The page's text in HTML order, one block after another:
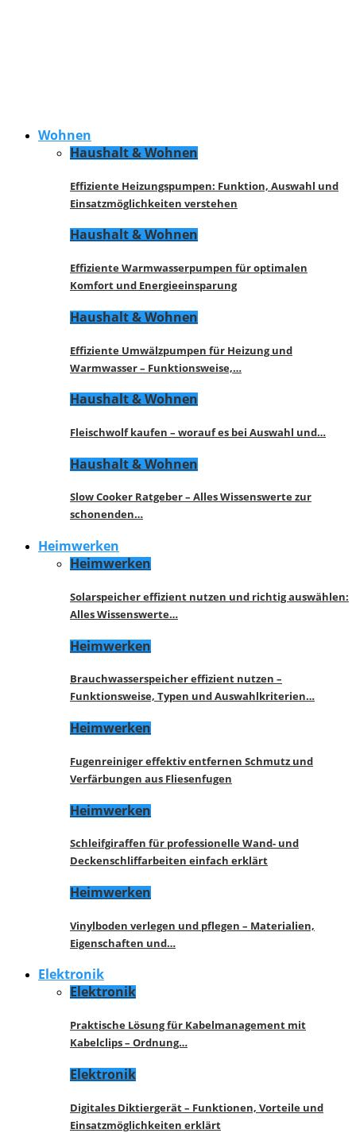
Wohnen
Haushalt & Wohnen
Effiziente Heizungspumpen: Funktion, Auswahl und
Einsatzmöglichkeiten verstehen
Haushalt & Wohnen
Effiziente Warmwasserpumpen für optimalen
Komfort und Energieeinsparung
Haushalt & Wohnen
Effiziente Umwälzpumpen für Heizung und
Warmwasser – Funktionsweise,…
Haushalt & Wohnen
Fleischwolf kaufen – worauf es bei Auswahl und…
Haushalt & Wohnen
Slow Cooker Ratgeber – Alles Wissenswerte zur
schonenden…
Heimwerken
Heimwerken
Solarspeicher effizient nutzen und richtig auswählen:
Alles Wissenswerte…
Heimwerken
Brauchwasserspeicher effizient nutzen –
Funktionsweise, Typen und Auswahlkriterien…
Heimwerken
Fugenreiniger effektiv entfernen Schmutz und
Verfärbungen aus Fliesenfugen
Heimwerken
Schleifgiraffen für professionelle Wand- und
Deckenschliffarbeiten einfach erklärt
Heimwerken
Vinylboden verlegen und pflegen – Materialien,
Eigenschaften und…
Elektronik
Elektronik
Praktische Lösung für Kabelmanagement mit
Kabelclips – Ordnung…
Elektronik
Digitales Diktiergerät – Funktionen, Vorteile und
Einsatzmöglichkeiten erklärt